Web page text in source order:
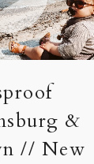
&
// New